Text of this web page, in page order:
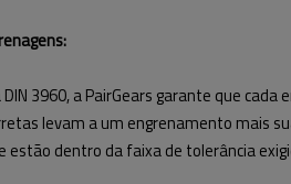
3960, a PairGears garante que
levam a um engrenamento mais
estão dentro da faixa de tolerância